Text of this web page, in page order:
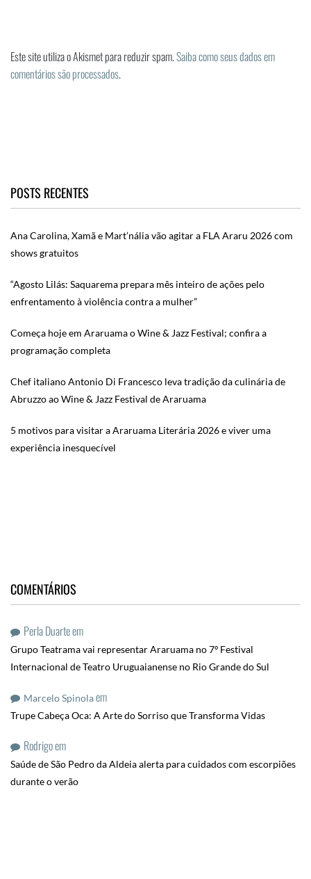
Este site utiliza o Akismet para reduzir spam.Saiba como seus dados em
comentários são processados.
POSTS RECENTES
Ana Carolina, Xamã e Mart’nália vão agitar a FLA Araru 2026 com
shows gratuitos
“Agosto Lilás: Saquarema prepara mês inteiro de ações pelo
enfrentamento à violência contra a mulher”
Começa hoje em Araruama o Wine & Jazz Festival; confira a
programação completa
Chef italiano Antonio Di Francesco leva tradição da culinária de
Abruzzo ao Wine & Jazz Festival de Araruama
5 motivos para visitar a Araruama Literária 2026 e viver uma
experiência inesquecível
COMENTÁRIOS
Perla Duarteem
Grupo Teatrama vai representar Araruama no 7º Festival
Internacional de Teatro Uruguaianense no Rio Grande do Sul
Marcelo Spinolaem
Trupe Cabeça Oca: A Arte do Sorriso que Transforma Vidas
Rodrigoem
Saúde de São Pedro da Aldeia alerta para cuidados com escorpiões
durante o verão